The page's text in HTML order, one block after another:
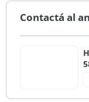
Contactá al